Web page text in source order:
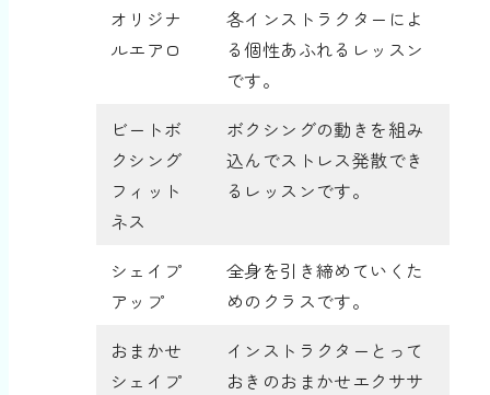
オリジナ
ルエアロ
各インストラクターによ
る個性あふれるレッスン
です。
ビートボ
クシング
フィット
ネス
ボクシングの動きを組み
込んでストレス発散でき
るレッスンです。
シェイプ
アップ
全身を引き締めていくた
めのクラスです。
おまかせ
シェイプ
インストラクターとって
おきのおまかせエクササ